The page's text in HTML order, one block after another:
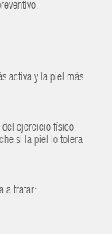
activa y la piel más
del ejercicio físico.
si la piel lo tolera
a tratar: